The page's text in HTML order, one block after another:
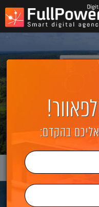
בהקדם: